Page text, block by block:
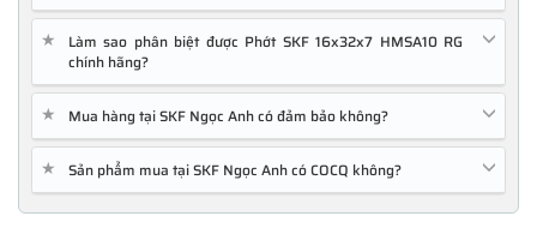
★
Làm sao phân biệt được Phớt SKF 16x32x7 HMSA10 RG
chính hãng?
★ Mua hàng tại SKF Ngọc Anh có đảm bảo không?
★ Sản phẩm mua tại SKF Ngọc Anh có COCQ không?